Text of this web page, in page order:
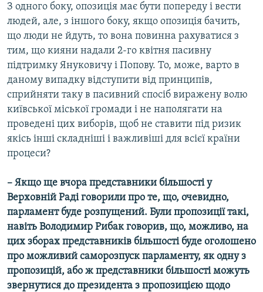
З одного боку, опозиція має бути попереду і вести
людей, але, з іншого боку, якщо опозиція бачить,
що люди не йдуть, то вона повинна рахуватися з
тим, що кияни надали 2-го квітня пасивну
підтримку Януковичу і Попову. То, може, варто в
даному випадку відступити від принципів,
сприйняти таку в пасивний спосіб виражену волю
київської міської громади і не наполягати на
проведені цих виборів, щоб не ставити під ризик
якісь інші складніші і важливіші для всієї країни
процеси?
– Якщо ще вчора представники більшості у
Верховній Раді говорили про те, що, очевидно,
парламент буде розпущений. Були пропозиції такі,
навіть Володимир Рибак говорив, що, можливо, на
цих зборах представників більшості буде оголошено
про можливий саморозпуск парламенту, як одну з
пропозицій, або ж представники більшості можуть
звернутися до президента з пропозицією щодо